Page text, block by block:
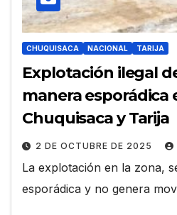
CHUQUISACA NACIONAL TARIJA
Explotación ilegal
manera
Chuquisaca y Tarija
2 DE OCTUBRE DE 2025
La explotación en la zona,
esporádica y no genera